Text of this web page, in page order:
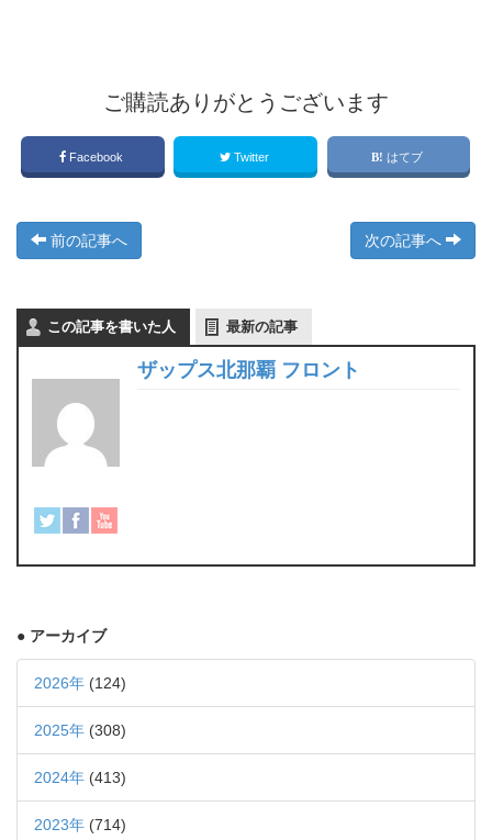
ご購読ありがとうございます
Facebook Twitter はてブ
前の記事へ 次の記事へ
この記事を書いた人 最新の記事
ザップス北那覇 フロント
● アーカイブ
2026年 (124)
2025年 (308)
2024年 (413)
2023年 (714)